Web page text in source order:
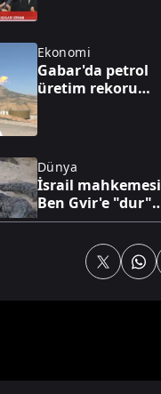
Ekonomi
Gabar'da petrol
üretim rekoru
Dünya
İsrail mahkemesi
Ben Gvir'e "dur"
dedi
AK Parti MKYK